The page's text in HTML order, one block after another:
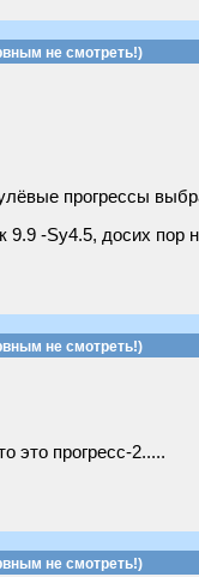
не смотреть!)
прогрессы
-Sy4.5, досих пор
не смотреть!)
это прогресс-2.....
не смотреть!)